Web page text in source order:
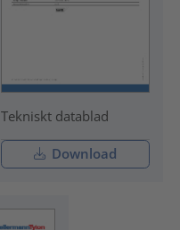
Tekniskt datablad
Download